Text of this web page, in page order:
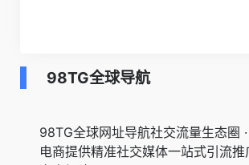
98TG全球导航
98TG全球网址导航社交流量生态圈
电商提供精准社交媒体一站式引流